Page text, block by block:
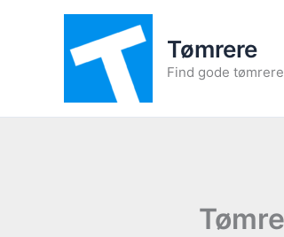
Tømrere
Find gode